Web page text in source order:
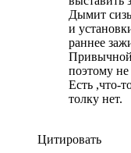
Дымит
и
раннее
поэтому не
Есть ,что-
толку нет.
Цитировать